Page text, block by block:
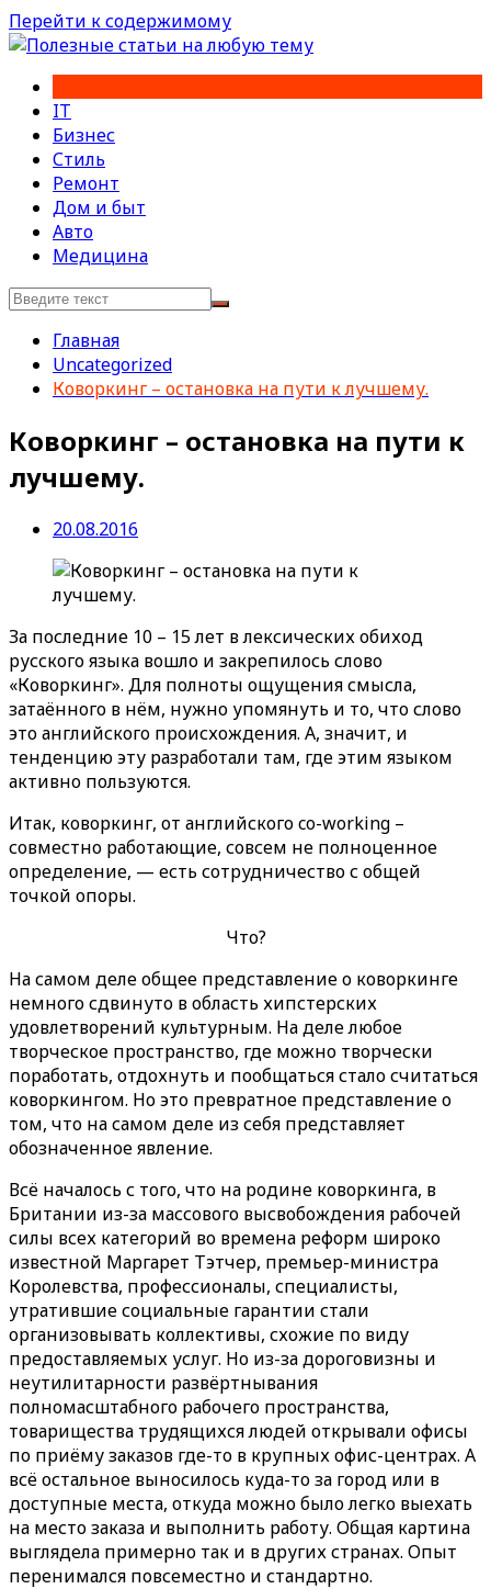
Перейти к содержимому
IT
Бизнес
Стиль
Ремонт
Дом и быт
Авто
Медицина
Главная
Uncategorized
Коворкинг – остановка на пути к лучшему.
Коворкинг – остановка на пути к
лучшему.
20.08.2016
За последние 10 – 15 лет в лексических обиход
русского языка вошло и закрепилось слово
«Коворкинг». Для полноты ощущения смысла,
затаённого в нём, нужно упомянуть и то, что слово
это английского происхождения. А, значит, и
тенденцию эту разработали там, где этим языком
активно пользуются.
Итак, коворкинг, от английского co-working –
совместно работающие, совсем не полноценное
определение, — есть сотрудничество с общей
точкой опоры.
Что?
На самом деле общее представление о коворкинге
немного сдвинуто в область хипстерских
удовлетворений культурным. На деле любое
творческое пространство, где можно творчески
поработать, отдохнуть и пообщаться стало считаться
коворкингом. Но это превратное представление о
том, что на самом деле из себя представляет
обозначенное явление.
Всё началось с того, что на родине коворкинга, в
Британии из-за массового высвобождения рабочей
силы всех категорий во времена реформ широко
известной Маргарет Тэтчер, премьер-министра
Королевства, профессионалы, специалисты,
утратившие социальные гарантии стали
организовывать коллективы, схожие по виду
предоставляемых услуг. Но из-за дороговизны и
неутилитарности развёртнывания
полномасштабного рабочего пространства,
товарищества трудящихся людей открывали офисы
по приёму заказов где-то в крупных офис-центрах. А
всё остальное выносилось куда-то за город или в
доступные места, откуда можно было легко выехать
на место заказа и выполнить работу. Общая картина
выглядела примерно так и в других странах. Опыт
перенимался повсеместно и стандартно.